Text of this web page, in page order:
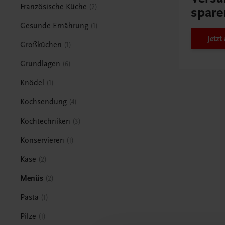
Französische Küche 2
Gesunde Ernährung 1
Großküchen 1
Grundlagen 6
Knödel 1
Kochsendung 4
Kochtechniken 3
Konservieren 1
Käse 2
Menüs 2
Pasta 1
Pilze 1
Jetzt